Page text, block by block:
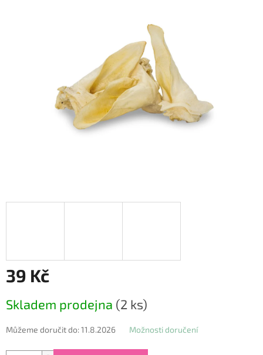
39 Kč
cena:
Skladem prodejna (2 ks)
Můžeme doručit do:11.8.2026 Možnosti doručení